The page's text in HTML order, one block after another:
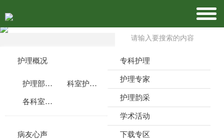
护理概况
护理部介绍 科室护理特色
各科室公众号
专科护理
护理专家
护理韵采
学术活动
病友心声 下载专区